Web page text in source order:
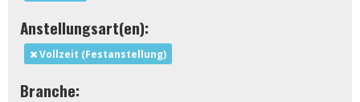
Anstellungsart(en):
Vollzeit (Festanstellung)
Branche: